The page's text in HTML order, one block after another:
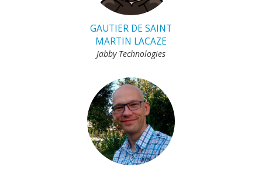
GAUTIER DE SAINT
MARTIN LACAZE
Jabby Technologies